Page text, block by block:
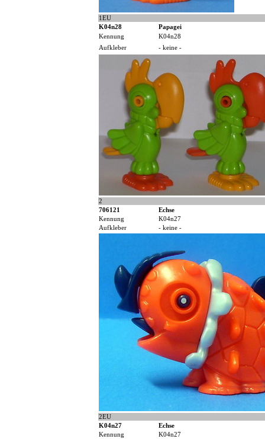
1EU
K04n28
Papagei
Kennung
K04n28
Aufkleber
- keine -
2
706121
Echse
Kennung
K04n27
Aufkleber
- keine -
2EU
K04n27
Echse
Kennung
K04n27